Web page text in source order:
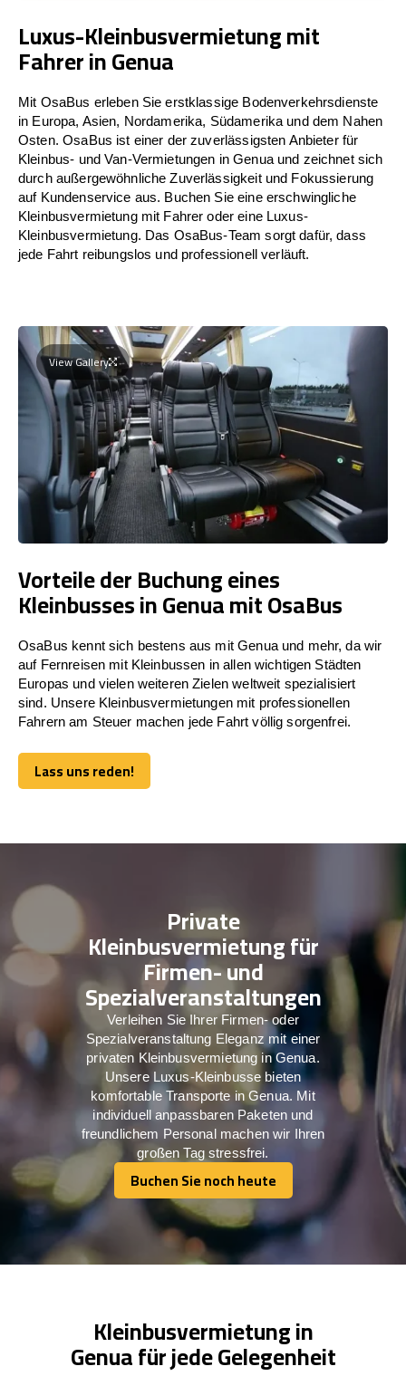
Luxus-Kleinbusvermietung mit
Fahrer in Genua
Mit OsaBus erleben Sie erstklassige Bodenverkehrsdienste
in Europa, Asien, Nordamerika, Südamerika und dem Nahen
Osten. OsaBus ist einer der zuverlässigsten Anbieter für
Kleinbus- und Van-Vermietungen in Genua und zeichnet sich
durch außergewöhnliche Zuverlässigkeit und Fokussierung
auf Kundenservice aus. Buchen Sie eine erschwingliche
Kleinbusvermietung mit Fahrer oder eine Luxus-
Kleinbusvermietung. Das OsaBus-Team sorgt dafür, dass
jede Fahrt reibungslos und professionell verläuft.
View Gallery
Vorteile der Buchung eines
Kleinbusses in Genua mit OsaBus
OsaBus kennt sich bestens aus mit Genua und mehr, da wir
auf Fernreisen mit Kleinbussen in allen wichtigen Städten
Europas und vielen weiteren Zielen weltweit spezialisiert
sind. Unsere Kleinbusvermietungen mit professionellen
Fahrern am Steuer machen jede Fahrt völlig sorgenfrei.
Lass uns reden!
Lass uns reden!
Private
Kleinbusvermietung für
Firmen- und
Spezialveranstaltungen
Verleihen Sie Ihrer Firmen- oder
Spezialveranstaltung Eleganz mit einer
privaten Kleinbusvermietung in Genua.
Unsere Luxus-Kleinbusse bieten
komfortable Transporte in Genua. Mit
individuell anpassbaren Paketen und
freundlichem Personal machen wir Ihren
großen Tag stressfrei.
Buchen Sie noch heute
Buchen Sie noch heute
Kleinbusvermietung in
Genua für jede Gelegenheit